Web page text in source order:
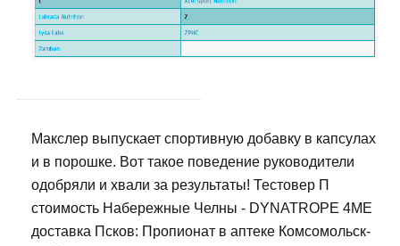
Макслер выпускает спортивную добавку в капсулах
и в порошке. Вот такое поведение руководители
одобряли и хвали за результаты! Тестовер П
стоимость Набережные Челны - DYNATROPE 4ME
доставка Псков: Пропионат в аптеке Комсомольск-